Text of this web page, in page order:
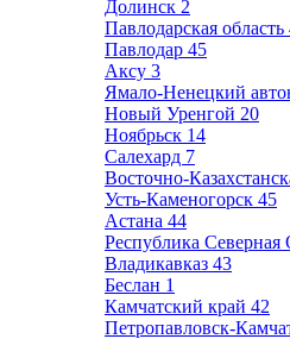
Долинск 2
Павлодарская область
Павлодар 45
Аксу 3
Ямало-Ненецкий
Новый Уренгой 20
Ноябрьск 14
Салехард 7
Восточно-
Усть-Каменогорск 45
Астана 44
Республика
Владикавказ 43
Беслан 1
Камчатский край 42
Петропавловск-